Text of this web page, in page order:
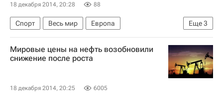
18 декабря 2014, 20:28 88
Еще3
Спорт Весь мир
Европа
ВК Динамо (Казань)
ВК "Воронеж" Россия
Мировые цены на нефть возобновили
снижение после роста
18 декабря 2014, 20:25 6005